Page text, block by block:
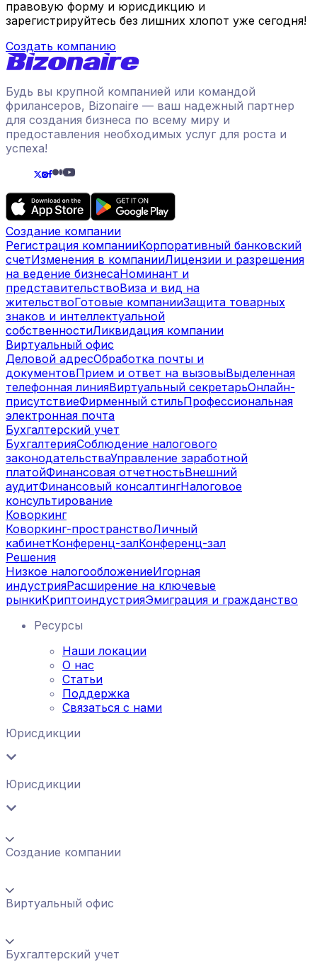
правовую форму и юрисдикцию и
зарегистрируйтесь без лишних хлопот уже сегодня!
Создать компанию
Будь вы крупной компанией или командой
фрилансеров, Bizonaire — ваш надежный партнер
для создания бизнеса по всему миру и
предоставления необходимых услуг для роста и
успеха!
Создание компании
Регистрация компанииКорпоративный банковский
счетИзменения в компанииЛицензии и разрешения
на ведение бизнесаНоминант и
представительствоВиза и вид на
жительствоГотовые компанииЗащита товарных
знаков и интеллектуальной
собственностиЛиквидация компании
Виртуальный офис
Деловой адресОбработка почты и
документовПрием и ответ на вызовыВыделенная
телефонная линияВиртуальный секретарьОнлайн-
присутствиеФирменный стильПрофессиональная
электронная почта
Бухгалтерский учет
БухгалтерияСоблюдение налогового
законодательстваУправление заработной
платойФинансовая отчетностьВнешний
аудитФинансовый консалтингНалоговое
консультирование
Коворкинг
Коворкинг-пространствоЛичный
кабинетКонференц-залКонференц-зал
Решения
Низкое налогообложениеИгорная
индустрияРасширение на ключевые
рынкиКриптоиндустрияЭмиграция и гражданство
Ресурсы
Наши локации
О нас
Статьи
Поддержка
Связаться с нами
Юрисдикции
Юрисдикции
Создание компании
Виртуальный офис
Бухгалтерский учет